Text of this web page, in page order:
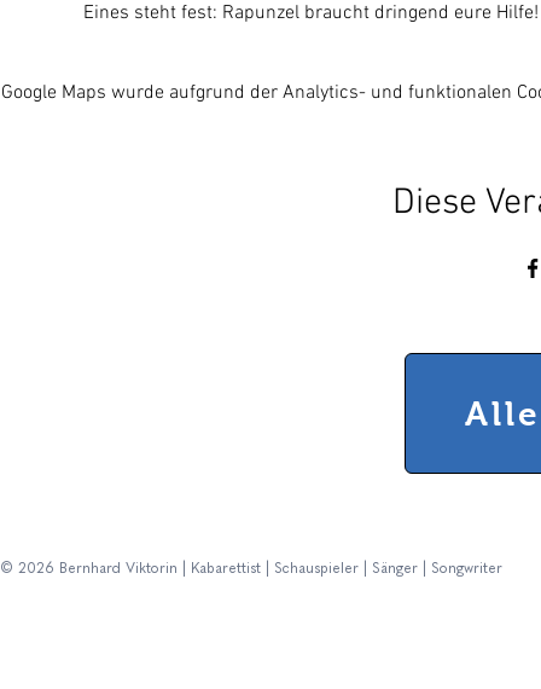
Eines steht fest: Rapunzel braucht dringend eure Hilfe!
Google Maps wurde aufgrund der Analytics- und funktionalen
Diese
© 2026 Bernhard Viktorin | Kabarettist | Schauspieler | Sänger | Songwriter